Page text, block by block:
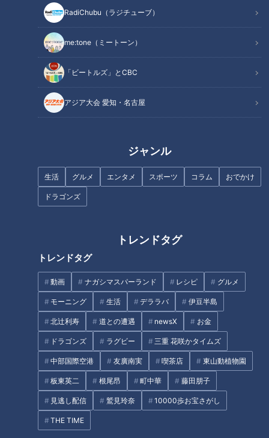
RadiChubu（ラジチューブ）
me:tone（ミートーン）
「ビートルズ」とCBC
アジア大会 愛知・名古屋
ジャンル
生活 グルメ エンタメ スポーツ コラム おでかけ
ドラゴンズ
トレンドタグ
トレンドタグ
動画 ナガシマスパーランド レシピ グルメ
モーニング 生活 デララバ 伊豆半島
北辻利寿 道との遭遇 newsX お金
ドラゴンズ ラグビー 三重 花咲かタイムズ
中部国際空港 友廣南実 喫茶店 東山動植物園
板東英二 根尾昂 町中華 藤田朋子
見逃し配信 鷲見玲奈 10000歩お宝さがし
THE TIME
記事に戻る
この記事を見たあなたへのおすすめ
ぶ、男をアゲるギフト！爆上げ
なるか？【デパチャン】
き飛ばすスタミナ飯！【花咲か
タイムズ】
ゲームクリエイター・マヂラブ
野田も脱帽！ 野田ゲーにスカ
ウトか！？ 愛知県屈指の進学
校『滝学園』先進技術研究部に
マヂラブが向かった！
土用の丑の日に食べるもの、ウ
実は最強！「大葉」がメインの
おかずに変身！？大葉大国で聞
いた豪快で激ウマ飯とは
抜けた乳歯、投げるのはもう古
い！